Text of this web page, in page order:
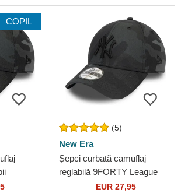
COPIL
(5)
New Era
Șepci curbată camuflaj
reglabilă 9FORTY League
Essential de New York
EUR 27,95